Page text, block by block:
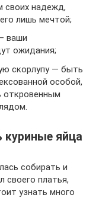
своих надежд,
лишь мечтой;
ваши
ожидания;
скорлупу — быть
особой,
откровенным
куриные яйца
собирать и
своего платья,
узнать много